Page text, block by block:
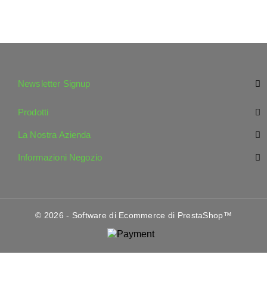
Newsletter Signup
Prodotti
La Nostra Azienda
Informazioni Negozio
© 2026 - Software di Ecommerce di PrestaShop™